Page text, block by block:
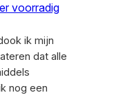
voorradig
ik mijn
dat alle
nog een